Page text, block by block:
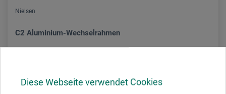
Diese Webseite verwendet Cookies
Nielsen
C2 Aluminium-Wechselrahmen